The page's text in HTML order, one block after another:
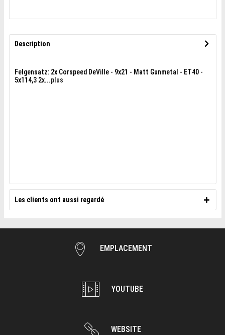
Description
Felgensatz: 2x Corspeed DeVille - 9x21 - Matt Gunmetal - ET40 -
5x114,3 2x...plus
Les clients ont aussi regardé
EMPLACEMENT
YOUTUBE
WEBSITE